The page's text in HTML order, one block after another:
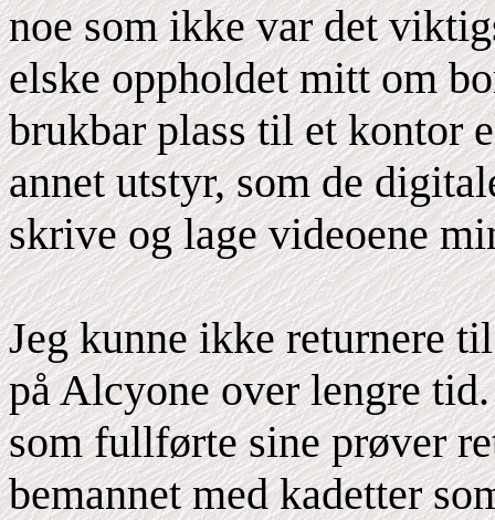
noe som ikke var det
elske oppholdet mitt om
brukbar plass til et kontor
annet utstyr, som de
skrive og lage videoene
Jeg kunne ikke returnere
på Alcyone over lengre
som fullførte sine prøver
bemannet med kadetter